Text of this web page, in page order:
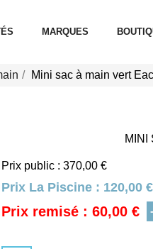
MARQUES
Mini sac à main vert
MINI
Prix public : 370,00 €
Prix La Piscine : 120,00 €
Prix remisé : 60,00 €